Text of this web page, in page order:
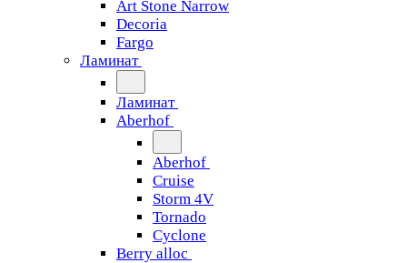
Art Stone Narrow
Decoria
Fargo
Ламинат
Ламинат
Aberhof
Aberhof
Cruise
Storm 4V
Tornado
Сyclone
Berry alloc